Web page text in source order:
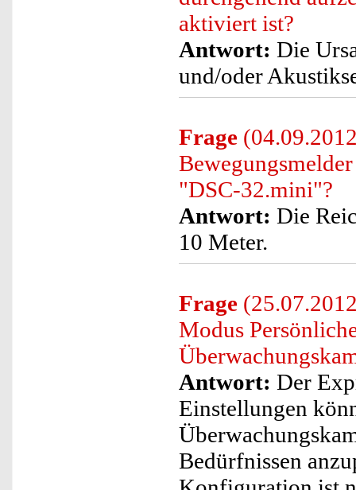
aktiviert ist?
Antwort: Die
und/oder
Frage
"DSC-32.mini"?
Antwort: Die
10 Meter.
Frage
Modus
Antwort: Der
Einstellungen
Bedürfnissen